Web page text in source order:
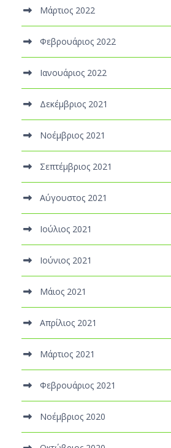
Μάρτιος 2022
Φεβρουάριος 2022
Ιανουάριος 2022
Δεκέμβριος 2021
Νοέμβριος 2021
Σεπτέμβριος 2021
Αύγουστος 2021
Ιούλιος 2021
Ιούνιος 2021
Μάιος 2021
Απρίλιος 2021
Μάρτιος 2021
Φεβρουάριος 2021
Νοέμβριος 2020